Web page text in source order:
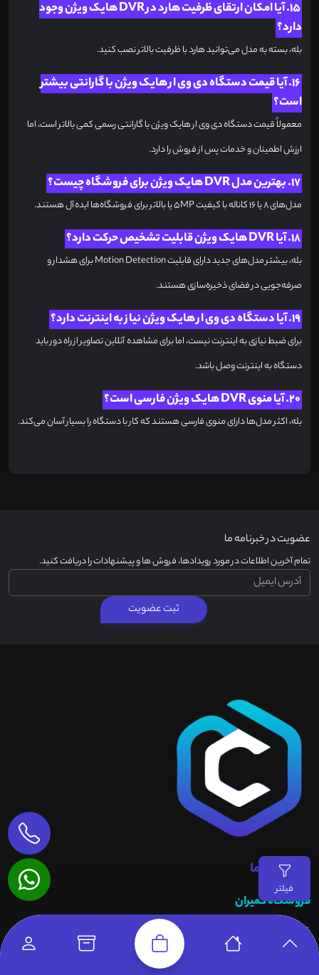
فیلتر
15. آیا امکان ارتقای ظرفیت هارد در DVR هایک ویژن وجود
دارد؟
بله، بسته به مدل می‌توانید هارد با ظرفیت بالاتر نصب کنید.
16. آیا قیمت دستگاه دی وی ار هایک ویژن با گارانتی بیشتر
است؟
معمولاً قیمت دستگاه دی وی ار هایک ویژن با گارانتی رسمی کمی بالاتر است، اما
ارزش اطمینان و خدمات پس از فروش را دارد.
مدل‌های ۸ یا ۱۶ کاناله با کیفیت 5MP یا بالاتر برای فروشگاه‌ها ایده‌آل هستند.
بله، بیشتر مدل‌های جدید دارای قابلیت Motion Detection برای هشدار و
صرفه‌جویی در فضای ذخیره‌سازی هستند.
برای ضبط نیازی به اینترنت نیست، اما برای مشاهده آنلاین تصاویر از راه دور باید
دستگاه به اینترنت وصل باشد.
بله، اکثر مدل‌ها دارای منوی فارسی هستند که کار با دستگاه را بسیار آسان می‌کند.
عضویت در خبرنامه ما
تمام آخرین اطلاعات در مورد رویدادها، فروش ها و پیشنهادات را دریافت کنید.
ثبت عضویت
آشنایی با ما
فروشگاه کمیران
فروشگاه کمیران با ۲۰سال سابقه فروش محصولاات نظارتی و دوربین
مداربسته را با بهترین قیمت و خدمات پس از فروش ارائه می‌دهد. اگر به
دنبال خرید از نمایندگی فروش دوربین مداربسته معتبر در تهران و سایر